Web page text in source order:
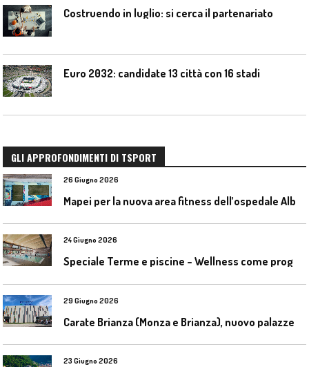
Costruendo in luglio: si cerca il partenariato
Euro 2032: candidate 13 città con 16 stadi
GLI APPROFONDIMENTI DI TSPORT
26 Giugno 2026
24 Giugno 2026
29 Giugno 2026
23 Giugno 2026